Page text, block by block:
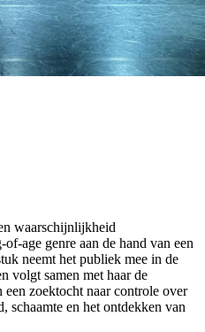
waarschijnlijkheid
of-age genre aan de hand van een
neemt het publiek mee in de
volgt samen met haar de
zoektocht naar controle over
schaamte en het ontdekken van